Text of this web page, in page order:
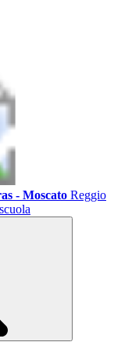
- Moscato Reggio